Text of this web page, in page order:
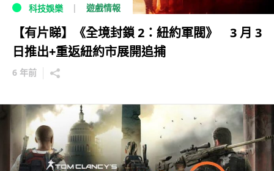
科技娛樂 遊戲情報
【有片睇】《全境封鎖 2：紐約軍閥》 3 月 3
日推出+重返紐約市展開追捕
6 年前